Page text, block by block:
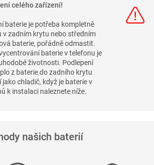
celého zařízení!
baterie je potřeba kompletně
zadním krytu nebo středním
baterie, pořádně odmastit.
baterie v telefonu je
životnosti. Podlepení
z baterie do zadního krytu
chladič, když je baterie v
k instalaci naleznete níže.
našich baterií